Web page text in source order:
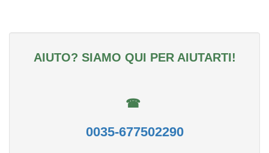
AIUTO? SIAMO QUI PER AIUTARTI!
☎
0035-677502290